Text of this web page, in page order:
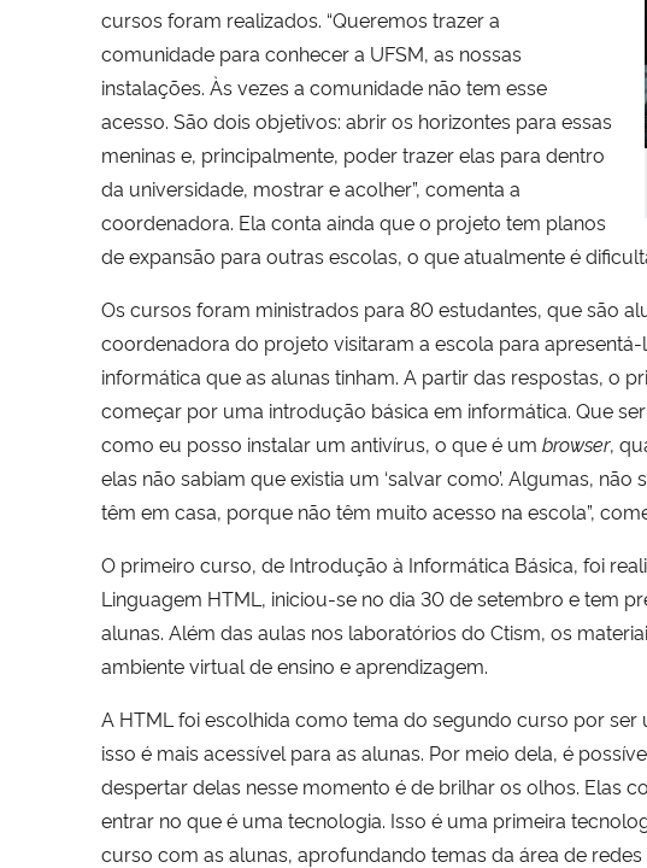
cursos foram realizados. “Queremos trazer a
comunidade para conhecer a UFSM, as nossas
instalações. Às vezes a comunidade não tem esse
acesso. São dois objetivos: abrir os horizontes para essas
meninas e, principalmente, poder trazer elas para dentro
da universidade, mostrar e acolher”, comenta a
coordenadora. Ela conta ainda que o projeto tem planos
de expansão para outras escolas, o que atualmente é
Os cursos foram ministrados para 80 estudantes, que são
coordenadora do projeto visitaram a escola para
informática que as alunas tinham. A partir das respostas, o
começar por uma introdução básica em informática. Que
como eu posso instalar um antivírus, o que é um browser,
elas não sabiam que existia um ‘salvar como’. Algumas,
têm em casa, porque não têm muito acesso na escola”,
O primeiro curso, de Introdução à Informática Básica, foi
Linguagem HTML, iniciou-se no dia 30 de setembro e tem
alunas. Além das aulas nos laboratórios do Ctism, os
ambiente virtual de ensino e aprendizagem.
A HTML foi escolhida como tema do segundo curso por
isso é mais acessível para as alunas. Por meio dela, é
despertar delas nesse momento é de brilhar os olhos. Elas
entrar no que é uma tecnologia. Isso é uma primeira
curso com as alunas, aprofundando temas da área de